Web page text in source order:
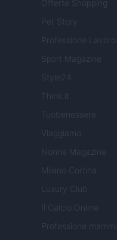
Offerte Shopping
Pet Story
Professione Lavoro
Sport Magazine
Style24
Think.it
Tuobenessere
Viaggiamo
Nonne Magazine
Milano Cortina
Luxury Club
Il Calcio Online
Professione mamma